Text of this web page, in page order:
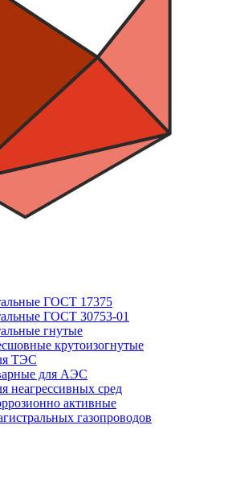
ГОСТ 17375
ГОСТ 30753-01
гнутые
крутоизогнутые
ТЭС
для АЭС
неагрессивных сред
активные
газопроводов